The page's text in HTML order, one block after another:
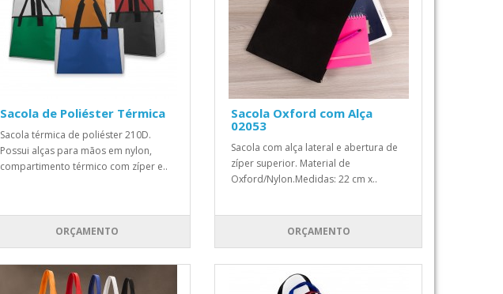
Sacola de Poliéster Térmica
Sacola térmica de poliéster 210D.
Possui alças para mãos em nylon,
compartimento térmico com zíper e..
ORÇAMENTO
Sacola Oxford com Alça
02053
Sacola com alça lateral e abertura de
zíper superior. Material de
Oxford/Nylon.Medidas: 22 cm x..
ORÇAMENTO